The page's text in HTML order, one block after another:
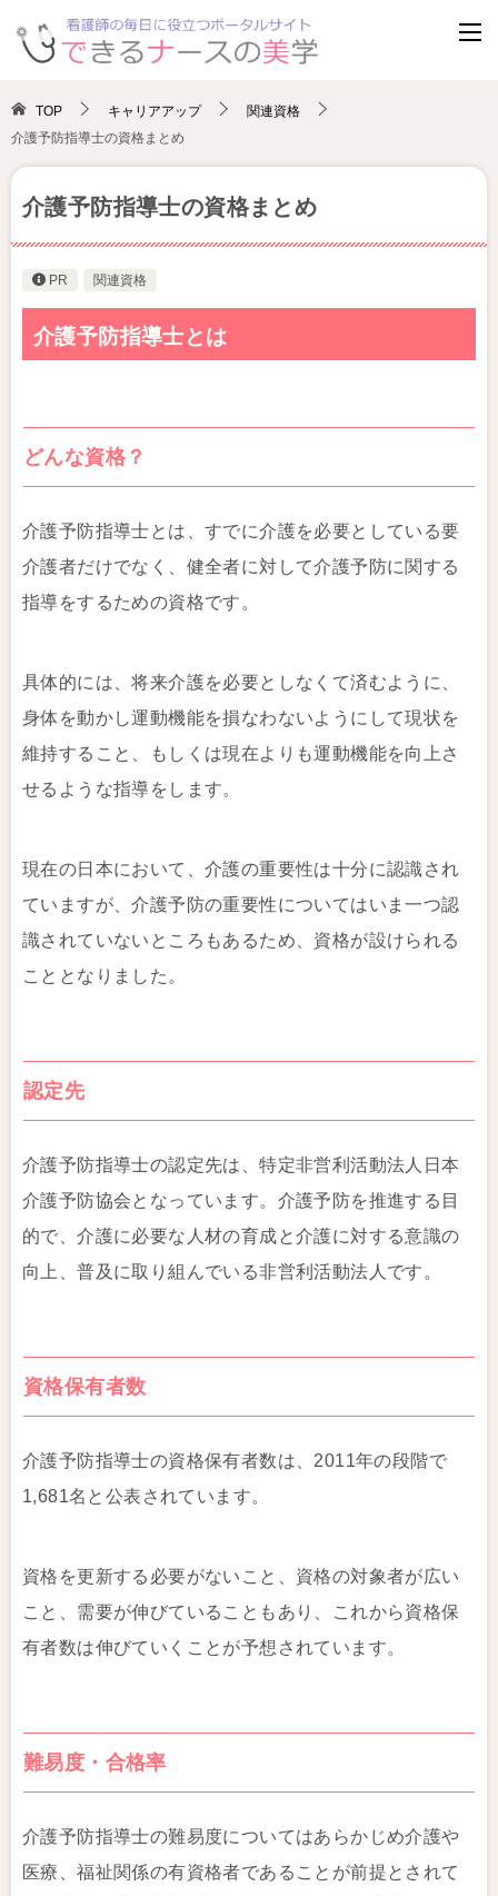
TOP キャリアアップ
関連資格
介護予防指導士の資格まとめ
介護予防指導士の資格まとめ
PR 関連資格
介護予防指導士とは
どんな資格？
介護予防指導士とは、すでに介護を必要としている要
介護者だけでなく、健全者に対して介護予防に関する
指導をするための資格です。
具体的には、将来介護を必要としなくて済むように、
身体を動かし運動機能を損なわないようにして現状を
維持すること、もしくは現在よりも運動機能を向上さ
せるような指導をします。
現在の日本において、介護の重要性は十分に認識され
ていますが、介護予防の重要性についてはいま一つ認
識されていないところもあるため、資格が設けられる
こととなりました。
認定先
介護予防指導士の認定先は、特定非営利活動法人日本
介護予防協会となっています。介護予防を推進する目
的で、介護に必要な人材の育成と介護に対する意識の
向上、普及に取り組んでいる非営利活動法人です。
資格保有者数
介護予防指導士の資格保有者数は、2011年の段階で
1,681名と公表されています。
資格を更新する必要がないこと、資格の対象者が広い
こと、需要が伸びていることもあり、これから資格保
有者数は伸びていくことが予想されています。
難易度・合格率
介護予防指導士の難易度についてはあらかじめ介護や
医療、福祉関係の有資格者であることが前提とされて